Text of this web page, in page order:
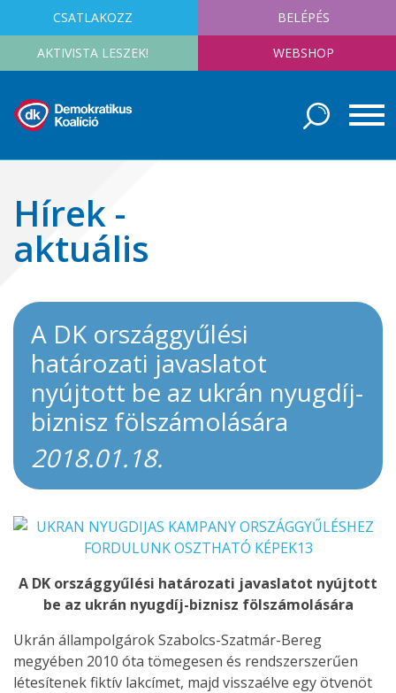
CSATLAKOZZ BELÉPÉS
AKTIVISTA LESZEK! WEBSHOP
Hírek -
aktuális
A DK országgyűlési
határozati javaslatot
nyújtott be az ukrán nyugdíj-
biznisz fölszámolására
2018.01.18.
A DK országgyűlési határozati javaslatot nyújtott
be az ukrán nyugdíj-biznisz fölszámolására
Ukrán állampolgárok Szabolcs-Szatmár-Bereg
megyében 2010 óta tömegesen és rendszerszerűen
létesítenek fiktív lakcímet, majd visszaélve egy ötvenöt